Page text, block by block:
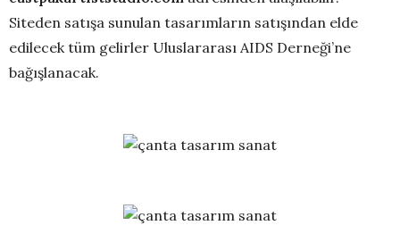
Siteden satışa sunulan tasarımların satışından elde
edilecek tüm gelirler Uluslararası AIDS Derneği’ne
bağışlanacak.